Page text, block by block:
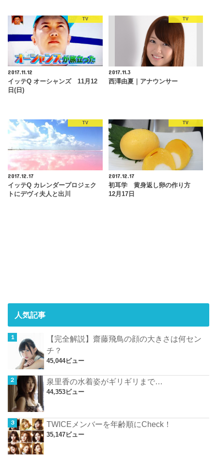
TV
2017.11.12
イッテQ オーシャンズ 11月12
日(日)
TV
2017.11.3
西澤由夏｜アナウンサー
TV
2017.12.17
イッテQ カレンダープロジェク
トにデヴィ夫人と出川
TV
2017.12.17
初耳学 黄身返し卵の作り方
12月17日
人気記事
【完全解説】齋藤飛鳥の顔の大きさは何セン
チ？
45,044ビュー
泉里香の水着姿がギリギリまで…
44,353ビュー
TWICEメンバーを年齢順にCheck！
35,147ビュー